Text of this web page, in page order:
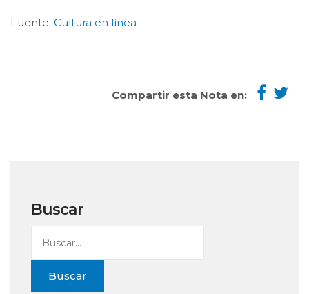
Fuente: Cultura en línea
Compartir esta Nota en:
Buscar
Buscar